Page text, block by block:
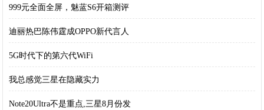
999元全面全屏，魅蓝S6开箱测评
迪丽热巴陈伟霆成OPPO新代言人
5G时代下的第六代WiFi
我总感觉三星在隐藏实力
Note20Ultra不是重点,三星8月份发